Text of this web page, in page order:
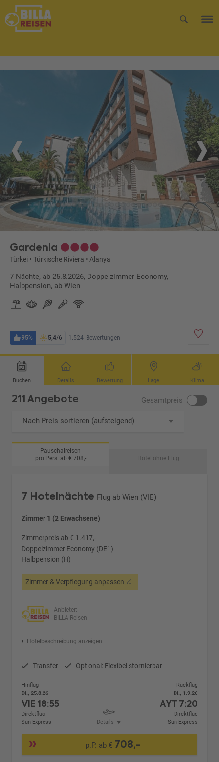
Gardenia
Türkei • Türkische Riviera • Alanya
7 Nächte, ab 25.8.2026, Doppelzimmer Economy,
Halbpension, ab Wien
95% 5,4/6 1.524 Bewertungen
Buchen Details Bewertung Lage Klima
211 Angebote Gesamtpreis
Nach Preis sortieren (aufsteigend)
Pauschalreisen
pro Pers. ab € 708,-
Hotel ohne Flug
7 Hotelnächte Flug ab Wien (VIE)
Zimmer 1 (2 Erwachsene)
Zimmerpreis ab € 1.417,-
Doppelzimmer Economy (DE1)
Halbpension (H)
Zimmer & Verpflegung anpassen
Anbieter:
BILLA Reisen
Hotelbeschreibung anzeigen
Transfer Optional: Flexibel stornierbar
Hinflug
Di., 25.8.26
VIE18:55
Direktflug
Sun Express
Details
Rückflug
Di., 1.9.26
AYT 7:20
Direktflug
Sun Express
p.P. ab € 708,-